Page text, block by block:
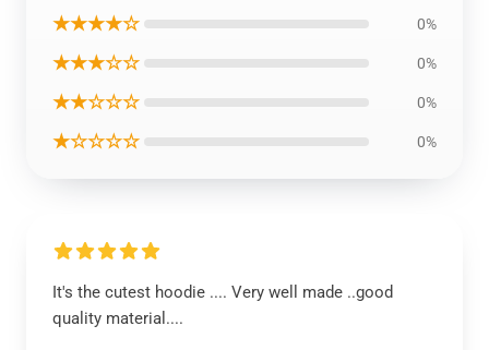
★★★★☆ 0%
★★★☆☆ 0%
★★☆☆☆ 0%
★☆☆☆☆ 0%
It's the cutest hoodie .... Very well made ..good
quality material....